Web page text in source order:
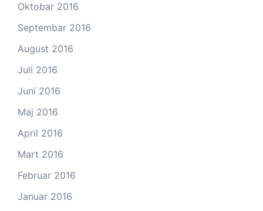
Oktobar 2016
Septembar 2016
August 2016
Juli 2016
Juni 2016
Maj 2016
April 2016
Mart 2016
Februar 2016
Januar 2016